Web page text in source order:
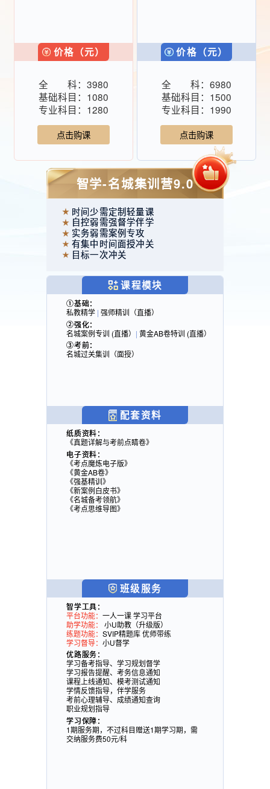
价格（元）
全 科：3980
基础科目： 1080
专业科目： 1280
点击购课
价格（元）
全 科： 6980
基础科目： 1500
专业科目： 1990
点击购课
智学-名城集训营9.0
时间少需定制轻量课
自控弱需强督学伴学
实务弱需案例专攻
有集中时间面授冲关
目标一次冲关
课程模块
①基础：
私教精学 | 强师精训（直播）
②强化：
名城案例专训 (直播） | 黄金AB卷特训 (直播）
③考前：
名城过关集训（面授）
配套资料
纸质资料：
《真题详解与考前点睛卷》
电子资料：
《考点魔炼电子版》
《黄金AB卷》
《强基精训》
《新案例白皮书》
《名城备考领航》
《考点思维导图》
班级服务
智学工具：
平台功能：一人一课 学习平台
助学功能：
小U助教（升级版）
练题功能：SVIP精题库 优师带练
学习督导：小U督学
优路服务：
学习备考指导、学习规划督学
学习报告提醒、考务信息通知
课程上线通知、模考测试通知
学情反馈指导，伴学服务
考前心理辅导、成绩通知查询
职业规划指导
学习保障：
1期服务期，不过科目赠送1期学习期，需
交纳服务费50元/科